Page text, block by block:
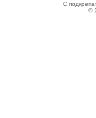
С
©